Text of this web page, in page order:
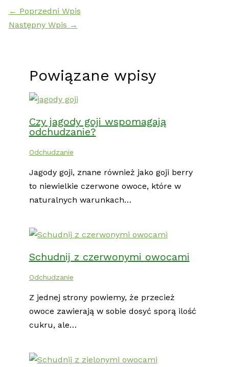
← Poprzedni Wpis
Następny Wpis →
Powiązane wpisy
Czy jagody goji wspomagają
odchudzanie?
Odchudzanie
Jagody goji, znane również jako goji berry
to niewielkie czerwone owoce, które w
naturalnych warunkach…
Schudnij z czerwonymi owocami
Odchudzanie
Z jednej strony powiemy, że przecież
owoce zawierają w sobie dosyć sporą ilość
cukru, ale…